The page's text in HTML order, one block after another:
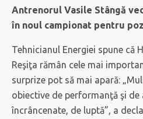
Antrenorul Vasile Stângă
în noul campionat pentru
Tehnicianul Energiei spune că
Reşiţa rămân cele mai
surprize pot să mai apară:
obiective de performanţă şi de
încrâncenate, de luptă”, a